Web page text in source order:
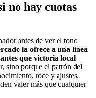
no hay cuotas
antes de ver el tono
la ofrece a una línea
que victoria local
sino porque el patrón del
roce y ajustes.
valer más que cualquier